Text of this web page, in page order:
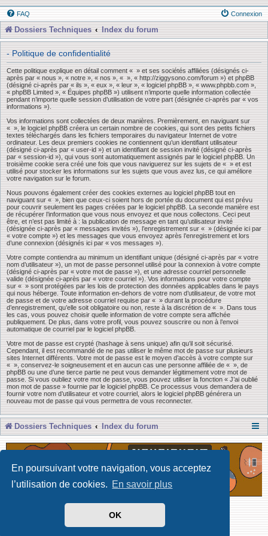
En poursuivant votre navigation, vous acceptez
l’utilisation de cookies. En savoir plus
OK
FAQ Connexion
Dossiers Techniques Index du forum
- Politique de confidentialité
Cette politique explique en détail comment « » et ses sociétés affiliées (désignés ci-
après par « nous », « notre », « nos », « », « http://ziggysono.com/forum ») et phpBB
(désigné ci-après par « ils », « eux », « leur », « logiciel phpBB », « www.phpbb.com »,
« phpBB Limited », « Équipes phpBB ») utilisent n’importe quelle information collectée
pendant n’importe quelle session d’utilisation de votre part (désignée ci-après par « vos
informations »).
Vos informations sont collectées de deux manières. Premièrement, en naviguant sur
« », le logiciel phpBB créera un certain nombre de cookies, qui sont des petits fichiers
textes téléchargés dans les fichiers temporaires du navigateur Internet de votre
ordinateur. Les deux premiers cookies ne contiennent qu’un identifiant utilisateur
(désigné ci-après par « user-id ») et un identifiant de session invité (désigné ci-après
par « session-id »), qui vous sont automatiquement assignés par le logiciel phpBB. Un
troisième cookie sera créé une fois que vous naviguerez sur les sujets de « » et est
utilisé pour stocker les informations sur les sujets que vous avez lus, ce qui améliore
votre navigation sur le forum.
Nous pouvons également créer des cookies externes au logiciel phpBB tout en
naviguant sur « », bien que ceux-ci soient hors de portée du document qui est prévu
pour couvrir seulement les pages créées par le logiciel phpBB. La seconde manière est
de récupérer l’information que vous nous envoyez et que nous collectons. Ceci peut
être, et n’est pas limité à : la publication de message en tant qu’utilisateur invité
(désignée ci-après par « messages invités »), l’enregistrement sur « » (désignée ici par
« votre compte ») et les messages que vous envoyez après l’enregistrement et lors
d’une connexion (désignés ici par « vos messages »).
Votre compte contiendra au minimum un identifiant unique (désigné ci-après par « votre
nom d’utilisateur »), un mot de passe personnel utilisé pour la connexion à votre compte
(désigné ci-après par « votre mot de passe »), et une adresse courriel personnelle
valide (désignée ci-après par « votre courriel »). Vos informations pour votre compte
sur « » sont protégées par les lois de protection des données applicables dans le pays
qui nous héberge. Toute information en-dehors de votre nom d’utilisateur, de votre mot
de passe et de votre adresse courriel requise par « » durant la procédure
d’enregistrement, qu’elle soit obligatoire ou non, reste à la discrétion de « ». Dans tous
les cas, vous pouvez choisir quelle information de votre compte sera affichée
publiquement. De plus, dans votre profil, vous pouvez souscrire ou non à l’envoi
automatique de courriel par le logiciel phpBB.
Votre mot de passe est crypté (hashage à sens unique) afin qu’il soit sécurisé.
Cependant, il est recommandé de ne pas utiliser le même mot de passe sur plusieurs
sites Internet différents. Votre mot de passe est le moyen d’accès à votre compte sur
« », conservez-le soigneusement et en aucun cas une personne affiliée de « », de
phpBB ou une d’une tierce partie ne peut vous demander légitimement votre mot de
passe. Si vous oubliez votre mot de passe, vous pouvez utiliser la fonction « J’ai oublié
mon mot de passe » fournie par le logiciel phpBB. Ce processus vous demandera de
fournir votre nom d’utilisateur et votre courriel, alors le logiciel phpBB générera un
nouveau mot de passe qui vous permettra de vous reconnecter.
Dossiers Techniques Index du forum
Développé par Forum Software © phpBB Limited